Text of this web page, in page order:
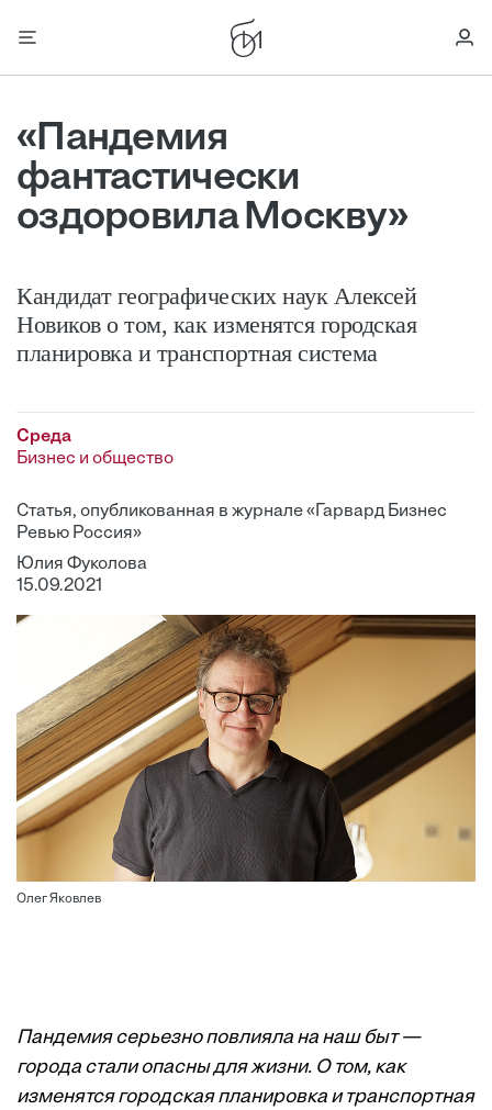
«Пандемия
фантастически
оздоровила Москву»
Кандидат географических наук Алексей
Новиков о том, как изменятся городская
планировка и транспортная система
Среда
Бизнес и общество
Статья, опубликованная в журнале «Гарвард Бизнес
Ревью Россия»
Юлия Фуколова
15.09.2021
Олег Яковлев
Пандемия серьезно повлияла на наш быт —
города стали опасны для жизни. О том, как
изменятся городская планировка и транспортная